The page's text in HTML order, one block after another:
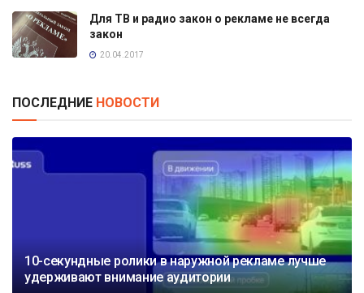
Для ТВ и радио закон о рекламе не всегда
закон
20.04.2017
ПОСЛЕДНИЕ НОВОСТИ
10-секундные ролики в наружной рекламе лучше
удерживают внимание аудитории